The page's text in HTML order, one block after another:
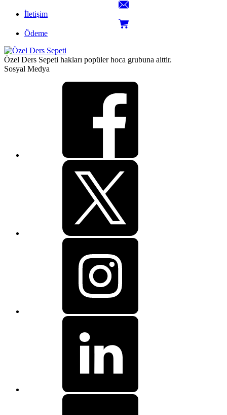
İletişim
Ödeme
Özel Ders Sepeti hakları popüler hoca grubuna aittir.
Sosyal Medya